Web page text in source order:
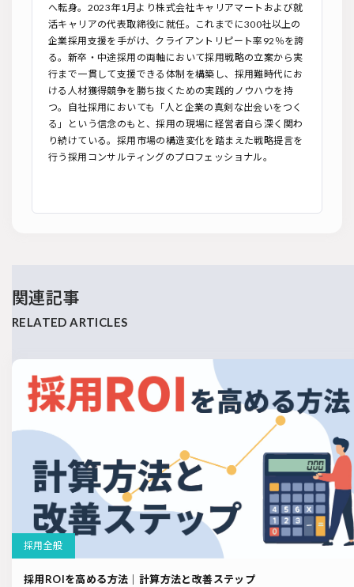
へ転身。2023年1月より株式会社キャリアマートおよび就
活キャリアの代表取締役に就任。これまでに300社以上の
企業採用支援を手がけ、クライアントリピート率92％を誇
る。新卒・中途採用の両軸において採用戦略の立案から実
行まで一貫して支援できる体制を構築し、採用難時代にお
ける人材獲得競争を勝ち抜くための実践的ノウハウを持
つ。自社採用においても「人と企業の真剣な出会いをつく
る」という信念のもと、採用の現場に経営者自ら深く関わ
り続けている。採用市場の構造変化を踏まえた戦略提言を
行う採用コンサルティングのプロフェッショナル。
関連記事
採用全般
採用ROIを高める方法｜計算方法と改善ステップ